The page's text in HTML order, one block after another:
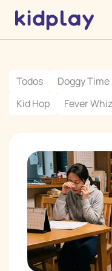
Todos Doggy Time
Kid Hop
Fever Whiz